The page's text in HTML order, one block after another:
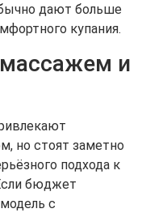
дают больше
купания.
и
но стоят заметно
подхода к
бюджет
с